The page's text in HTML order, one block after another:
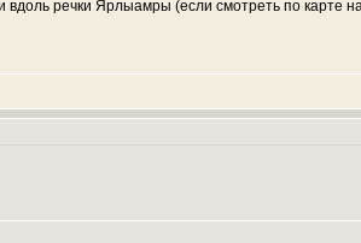
вдоль речки Ярлыамры (если смотреть по карте